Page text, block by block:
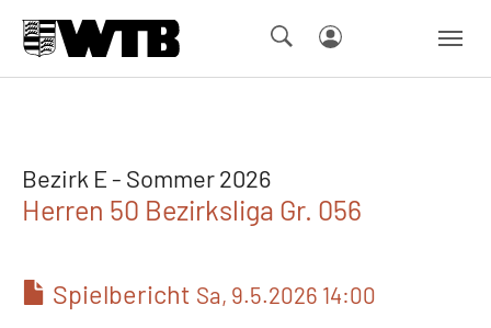
Bezirk E - Sommer 2026
Herren 50 Bezirksliga Gr. 056
Spielbericht Sa, 9.5.2026 14:00